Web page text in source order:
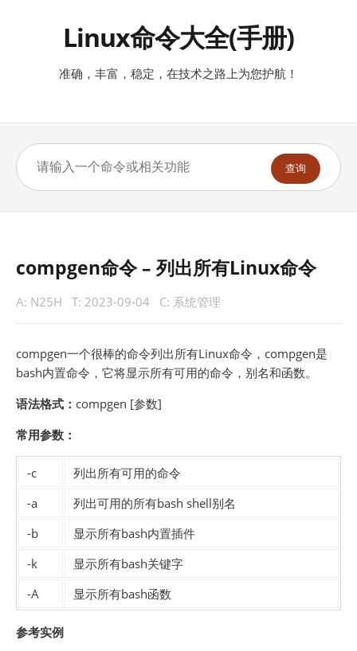
Linux命令大全(手册)
准确，丰富，稳定，在技术之路上为您护航！
查询
compgen命令 – 列出所有Linux命令
A: N25H T: 2023-09-04 C: 系统管理
compgen一个很棒的命令列出所有Linux命令，compgen是
bash内置命令，它将显示所有可用的命令，别名和函数。
语法格式： compgen [参数]
常用参数：
-c
列出所有可用的命令
-a
列出可用的所有bash shell别名
-b
显示所有bash内置插件
-k
显示所有bash关键字
-A
显示所有bash函数
参考实例